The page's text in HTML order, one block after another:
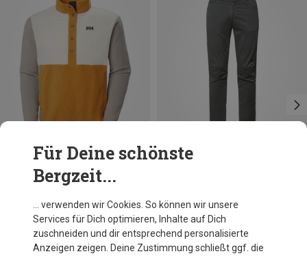
Du sparst 28%
Für Deine schönste
Bergzeit...
… verwenden wir Cookies. So können wir unsere
Services für Dich optimieren, Inhalte auf Dich
zuschneiden und dir entsprechend personalisierte
Anzeigen zeigen. Deine Zustimmung schließt ggf. die